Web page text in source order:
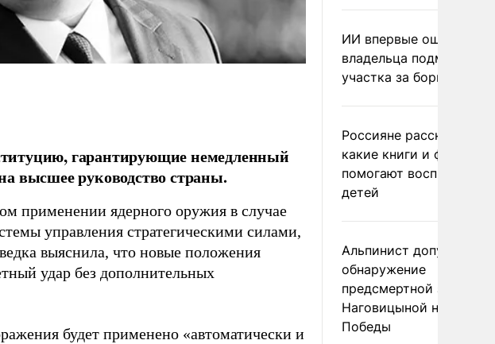
гарантирующие немедленный
высшее руководство страны.
применении ядерного оружия в случае
управления стратегическими силами,
выяснила, что новые положения
удар без дополнительных
будет применено «автоматически и
ИИ впервые
владельца
участка за борщевик
Россияне рассказали,
какие книги и фильмы
помогают воспитывать
детей
Альпинист допустил
обнаружение
предсмертной записки
Наговицыной на пике
Победы